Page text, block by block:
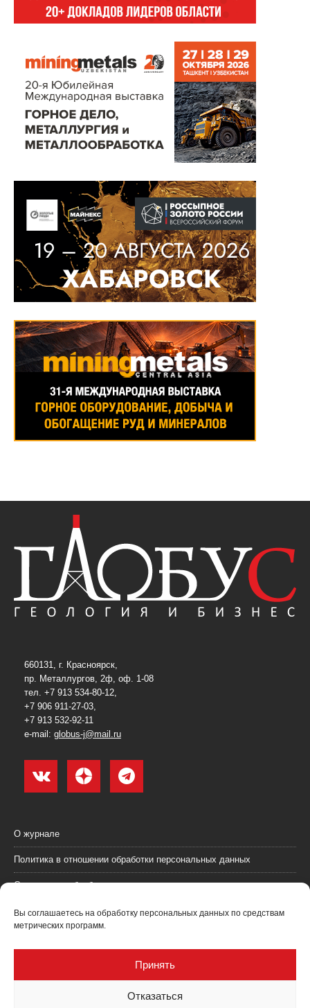
Вы соглашаетесь на обработку персональных данных по средствам
метрических программ.
Принять
Отказаться
660131, г. Красноярск,
пр. Металлургов, 2ф, оф. 1-08
тел. +7 913 534-80-12,
+7 906 911-27-03,
+7 913 532-92-11
e-mail: globus-j@mail.ru
О журнале
Политика в отношении обработки персональных данных
Согласие на обработку персональных данных
Пользовательское соглашение (оферта)